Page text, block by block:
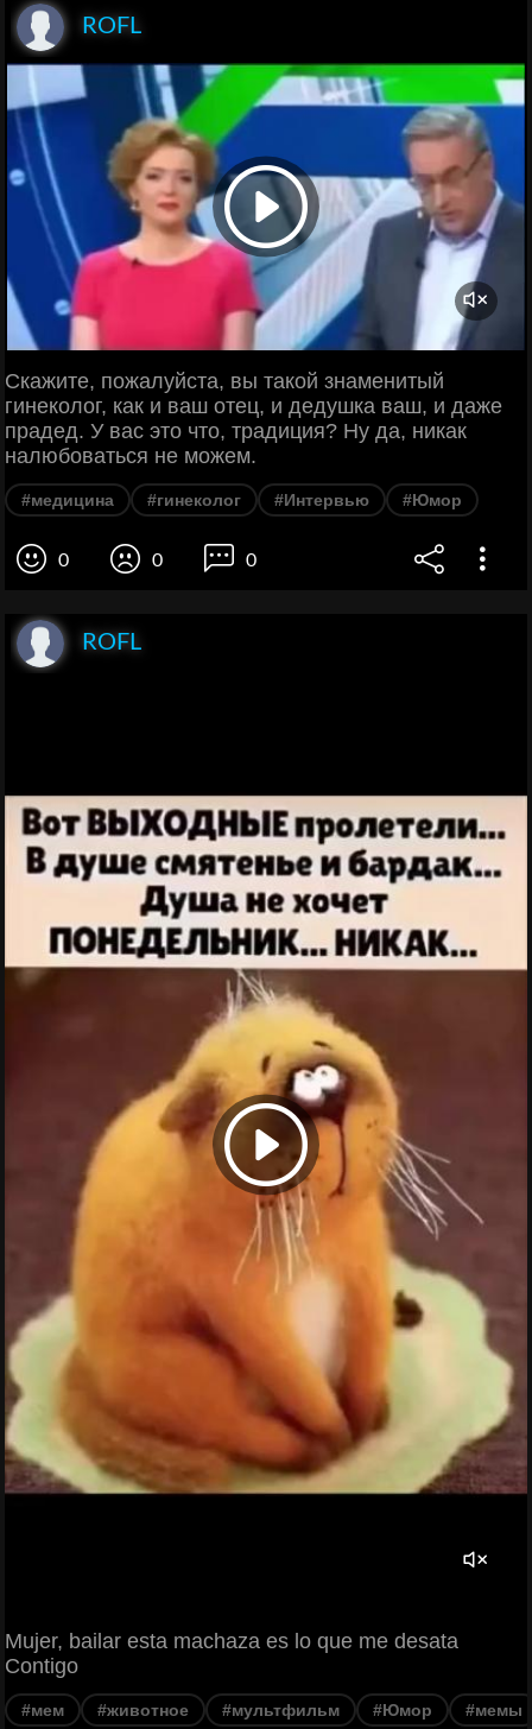
ROFL
Скажите, пожалуйста, вы такой знаменитый
гинеколог, как и ваш отец, и дедушка ваш, и даже
прадед. У вас это что, традиция? Ну да, никак
налюбоваться не можем.
#медицина #гинеколог #Интервью #Юмор
0 0 0
ROFL
Mujer, bailar esta machaza es lo que me desata
Contigo
#мем #животное #мультфильм #Юмор #мемы